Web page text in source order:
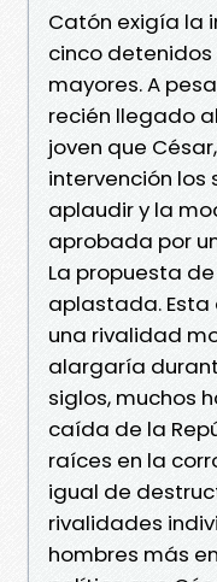
Catón exigía la
cinco
mayores. A
recién llegado
joven que
intervención los
aplaudir y la
aprobada por
La propuesta
aplastada. Esta
una rivalidad
alargaría
siglos, muchos
caída de la
raíces en la
igual de
rivalidades
hombres más